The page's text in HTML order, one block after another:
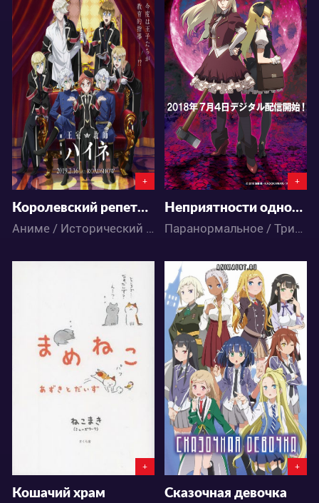
9134
4 6
+
Королевский репетитор: Фильм
Аниме / Исторический / Комедия / Повседневность
20282
8 21
+
Неприятности одной девушки-зомби
Паранормальное / Триллер / Экшен / Ужасы / Аниме
11535
4 13
+
Кошачий храм
27096
5 41
+
Сказочная девочка